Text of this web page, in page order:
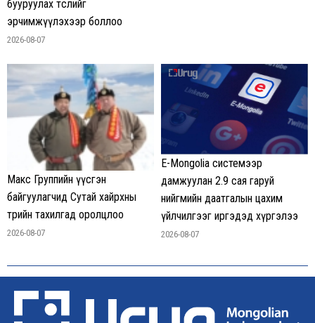
бууруулах төслийг
эрчимжүүлэхээр боллоо
2026-08-07
Макс Группийн үүсгэн
байгуулагчид Сутай хайрхны
төрийн тахилгад оролцлоо
2026-08-07
E-Mongolia системээр
дамжуулан 2.9 сая гаруй
нийгмийн даатгалын цахим
үйлчилгээг иргэдэд хүргэлээ
2026-08-07